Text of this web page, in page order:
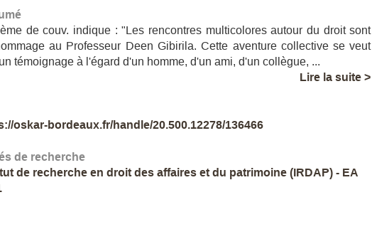
de couv. indique : "Les rencontres multicolores autour du droit sont
au Professeur Deen Gibirila. Cette aventure collective se veut
témoignage à l'égard d'un homme, d'un ami, d'un collègue, ...
Lire la suite >
oskar-bordeaux.fr/handle/20.500.12278/136466
de recherche
de recherche en droit des affaires et du patrimoine (IRDAP) - EA